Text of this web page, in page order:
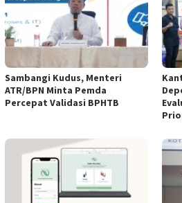
Sambangi Kudus, Menteri
ATR/BPN Minta Pemda
Percepat Validasi BPHTB